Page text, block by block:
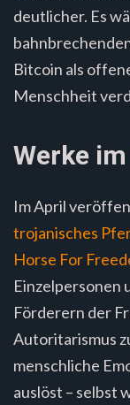
deutlicher. Es
Bitcoin als
Menschheit
Werke
Im April
trojanisches
Horse For
Einzelpersonen
Förderern der
Autoritarismus
menschliche
auslöst – selbst